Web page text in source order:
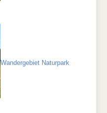
Wandergebiet Naturpark